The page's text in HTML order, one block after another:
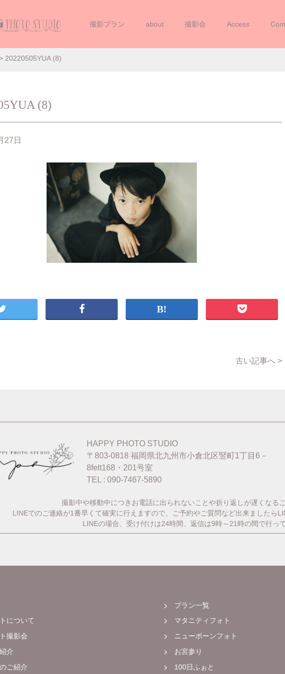
撮影プラン about 撮影会 Access
20220505YUA (8)
(8)
27日
古い記事へ >
HAPPY PHOTO STUDIO
〒803-0818 福岡県北九州市小倉北区竪町1丁目6－
8felt168・201号室
TEL : 090-7467-5890
撮影中や移動中につきお電話に出られないことや折り返しが遅くなる
LINEでのご連絡が1番早くて確実に行えますので、ご予約やご質問など出来ましたら
LINEの場合、受け付けは24時間、返信は9時～21時の間で行って
について
撮影会
介
ご紹介
プラン一覧
マタニティフォト
ニューボーンフォト
お宮参り
100日ふぉと